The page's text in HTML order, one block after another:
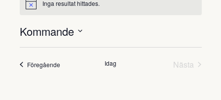
Notis Inga resultat hittades.
Kommande
datum.
FöregåendeEvenemang Idag Nästa